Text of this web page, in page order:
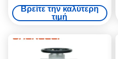
IEC/GOST Compact S5 25%
καθήκονς
Βρείτε την καλύτερη
τιμή